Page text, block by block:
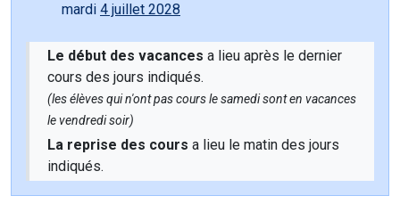
mardi 4 juillet 2028
Le début des vacances a lieu après le dernier
cours des jours indiqués.
(les élèves qui n'ont pas cours le samedi sont en vacances
le vendredi soir)
La reprise des cours a lieu le matin des jours
indiqués.